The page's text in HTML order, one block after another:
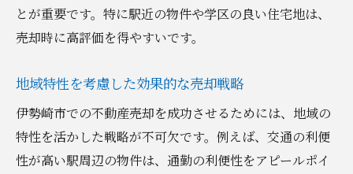
とが重要です。特に駅近の物件や学区の良い住宅地は、
売却時に高評価を得やすいです。
地域特性を考慮した効果的な売却戦略
伊勢崎市での不動産売却を成功させるためには、地域の
特性を活かした戦略が不可欠です。例えば、交通の利便
性が高い駅周辺の物件は、通勤の利便性をアピールポイ